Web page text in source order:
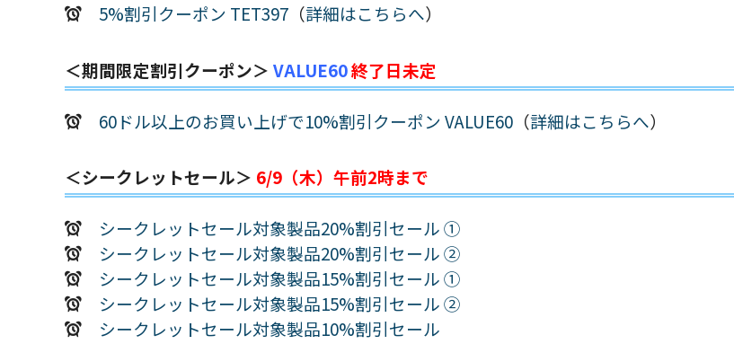
5%割引クーポン TET397 （詳細はこちらへ）
＜期間限定割引クーポン＞ VALUE60終了日未定
60ドル以上のお買い上げで10%割引クーポン VALUE60 （詳細はこちらへ）
＜シークレットセール＞ 6/9（木）午前2時まで
シークレットセール対象製品20%割引セール ①
シークレットセール対象製品20%割引セール ②
シークレットセール対象製品15%割引セール ①
シークレットセール対象製品15%割引セール ②
シークレットセール対象製品10%割引セール